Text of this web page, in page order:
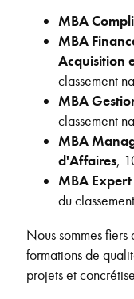
MBA
MBA
Acquisition
classement
MBA
classement
MBA
d'Affaires,
MBA
du
Nous sommes
formations de
projets et